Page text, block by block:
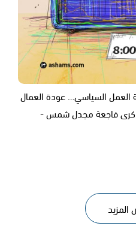
العمل السياسي… عودة العمال
فاجعة مجدل شمس -